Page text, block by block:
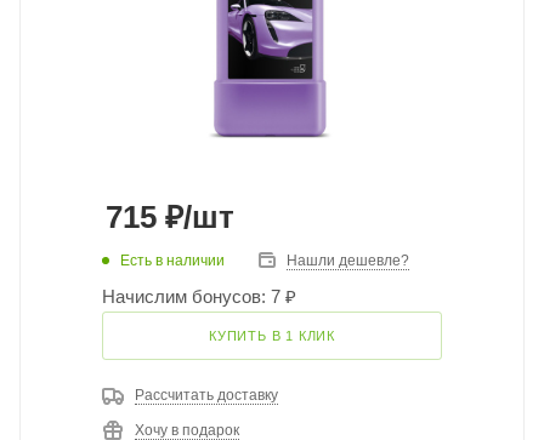
715 ₽/шт
Есть в наличии Нашли дешевле?
Начислим бонусов: 7 ₽
КУПИТЬ В 1 КЛИК
Рассчитать доставку
Хочу в подарок